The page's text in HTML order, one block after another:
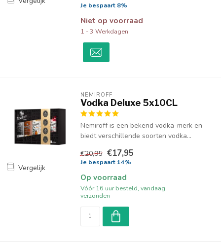
Je bespaart 8%
Niet op voorraad
1 - 3 Werkdagen
Vergelijk
NEMIROFF
Vodka Deluxe 5x10CL
Nemiroff is een bekend vodka-merk en
biedt verschillende soorten vodka...
€20,95 €17,95
Je bespaart 14%
Op voorraad
Vóór 16 uur besteld, vandaag
verzonden